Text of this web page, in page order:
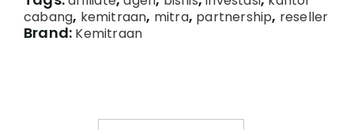
cabang, kemitraan, mitra, partnership, reseller
Brand: Kemitraan